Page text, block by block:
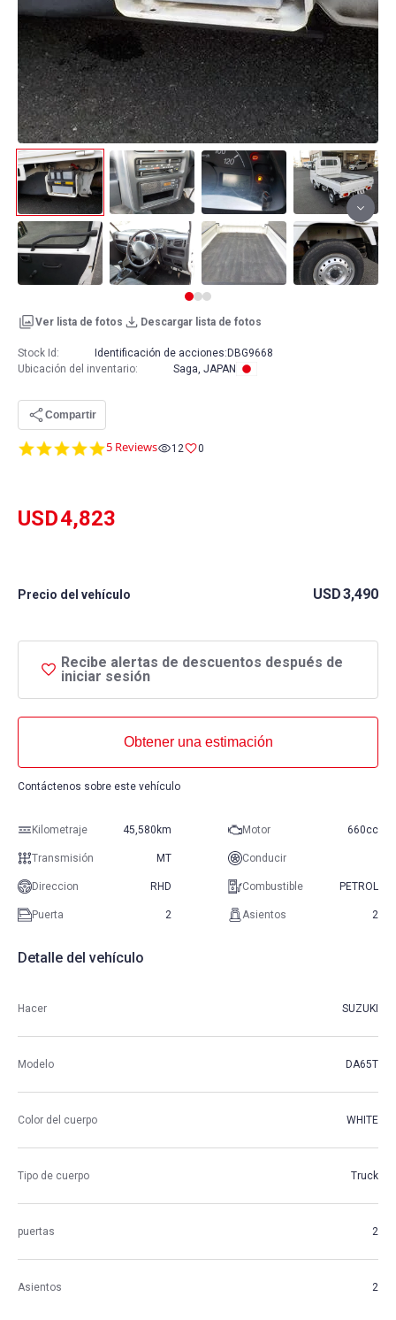
Ver lista de fotos Descargar lista de fotos
4.8
5 Reviews 12 0
USD4,823
Precio del vehículo USD3,490
Recibe alertas de descuentos después de
iniciar sesión
Obtener una estimación
Contáctenos sobre este vehículo
Kilometraje 45,580km Motor 660cc
Transmisión MT Conducir
Direccion RHD Combustible PETROL
Puerta 2 Asientos 2
Stock Id: Identificación de acciones: DBG9668
Ubicación del inventario: Saga, JAPAN
Compartir
Detalle del vehículo
Hacer SUZUKI
Modelo DA65T
Color del cuerpo WHITE
Tipo de cuerpo Truck
puertas 2
Asientos 2